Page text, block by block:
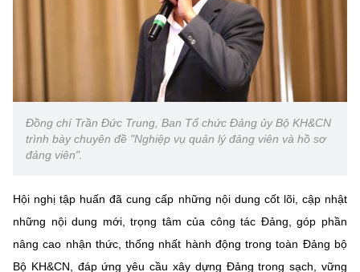
Đồng chí Trần Đức Trung, Ban Tổ chức Đảng ủy Bộ KH&CN
trình bày chuyên đề "Nghiệp vụ quản lý đảng viên và hồ sơ
đảng viên".
Hội nghị tập huấn đã cung cấp những nội dung cốt lõi, cập nhật
những nội dung mới, trọng tâm của công tác Đảng, góp phần
nâng cao nhận thức, thống nhất hành động trong toàn Đảng bộ
Bộ KH&CN, đáp ứng yêu cầu xây dựng Đảng trong sạch, vững